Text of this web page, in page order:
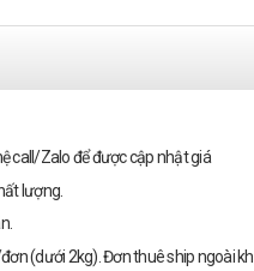
call/Zalo để được cập nhật giá
lượng.
(dưới 2kg). Đơn thuê ship ngoài